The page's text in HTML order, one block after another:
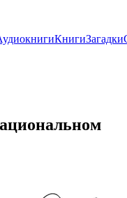
КнигиЗагадки